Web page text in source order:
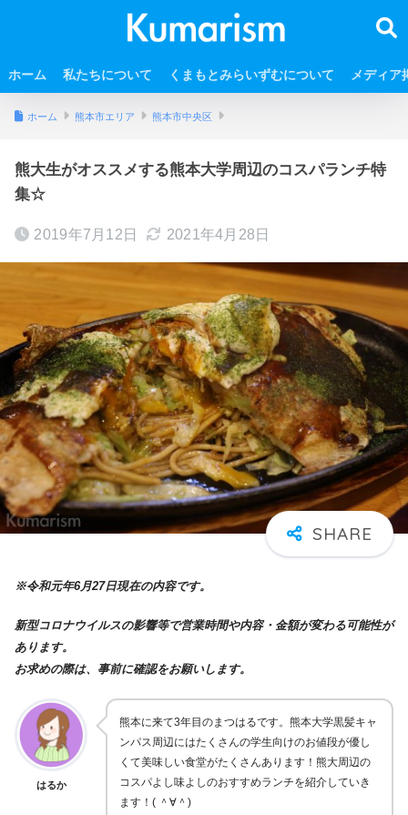
ホーム 私たちについて くまもとみらいずむについて メディア
ホーム 熊本市エリア 熊本市中央区
熊大生がオススメする熊本大学周辺のコスパランチ特
集☆
2019年7月12日 2021年4月28日
※令和元年6月27日現在の内容です。
新型コロナウイルスの影響等で営業時間や内容・金額が変わる可能性が
あります。
お求めの際は、事前に確認をお願いします。
はるか
熊本に来て3年目のまつはるです。熊本大学黒髪キャ
ンパス周辺にはたくさんの学生向けのお値段が優し
くて美味しい食堂がたくさんあります！熊大周辺の
コスパよし味よしのおすすめランチを紹介していき
ます！( ＾∀＾)